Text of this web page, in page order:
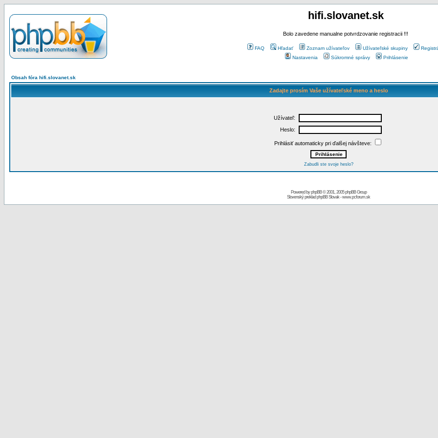
hifi.slovanet.sk
Bolo zavedene manualne potvrdzovanie registracii !!!
FAQ Hľadať Zoznam užívateľov Užívateľské skupiny
Nastavenia
Súkromné správy Prihlásenie
Obsah fóra hifi.slovanet.sk
Zadajte prosím Vaše užívateľské meno a heslo
Užívateľ:
Heslo:
Prihlásiť automaticky pri ďalšej návšteve:
Zabudli ste svoje heslo?
Powered byphpBB© 2001, 2005 phpBB Group
Slovenský preklad phpBB Slovak-www.pcforum.sk